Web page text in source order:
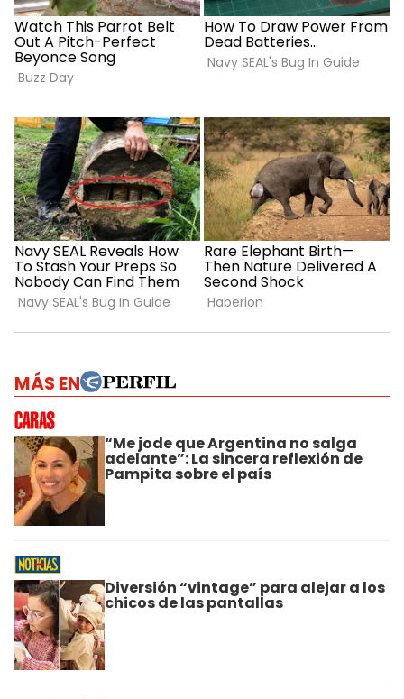
MÁS EN
“Me jode que Argentina no salga
adelante”: La sincera reflexión de
Pampita sobre el país
Diversión “vintage” para alejar a los
chicos de las pantallas